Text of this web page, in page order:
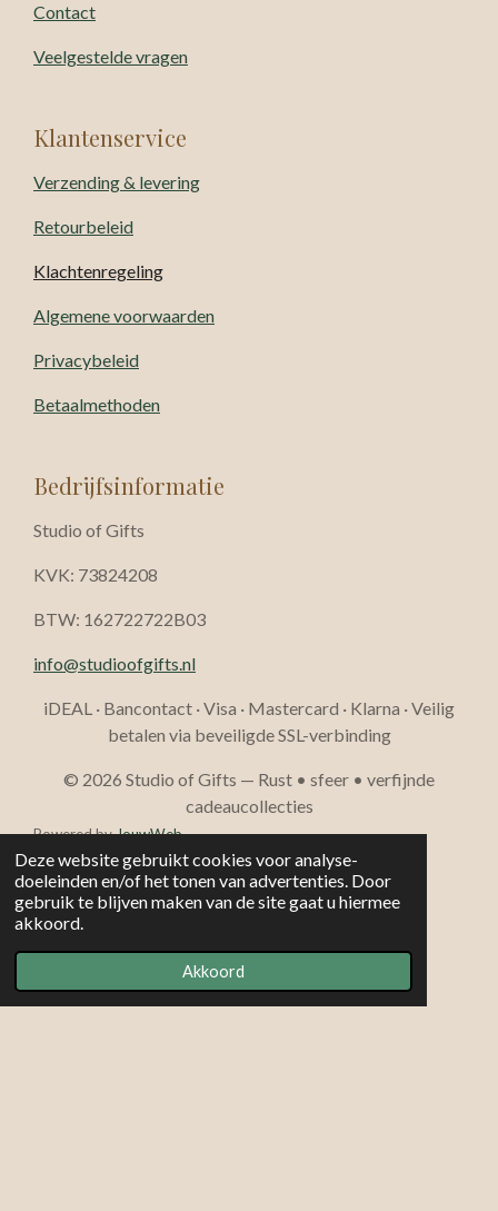
Deze website gebruikt cookies voor analyse-
doeleinden en/of het tonen van advertenties. Door
gebruik te blijven maken van de site gaat u hiermee
akkoord.
Akkoord
Contact
Veelgestelde vragen
Klantenservice
Verzending & levering
Retourbeleid
Klachtenregeling
Algemene voorwaarden
Privacybeleid
Betaalmethoden
Bedrijfsinformatie
Studio of Gifts
KVK: 73824208
BTW: 162722722B03
info@studioofgifts.nl
iDEAL · Bancontact · Visa · Mastercard · Klarna · Veilig
betalen via beveiligde SSL-verbinding
© 2026 Studio of Gifts — Rust • sfeer • verfijnde
cadeaucollecties
Powered byJouwWeb